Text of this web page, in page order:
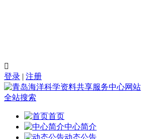

登录 | 注册
全站搜索
首页
中心简介
动态公告